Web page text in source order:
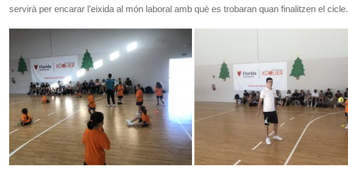
servirà per encarar l’eixida al món laboral amb què es trobaran quan finalitzen el cicle.